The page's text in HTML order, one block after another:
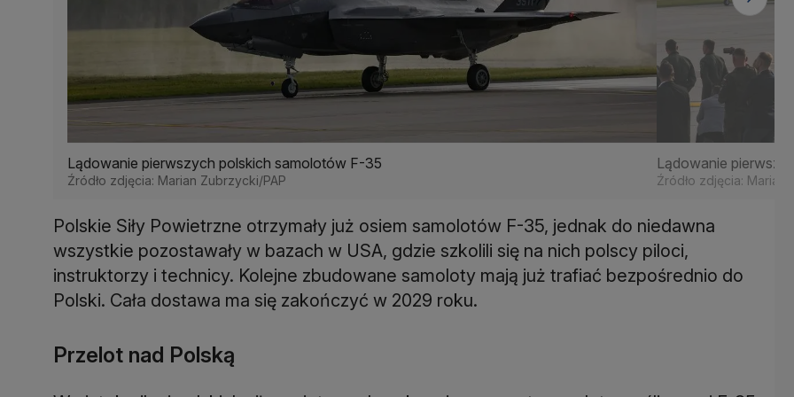
Lądowanie pierwszych polskich samolotów F-35
Źródło zdjęcia: Marian Zubrzycki/PAP
Lądowanie
Źródło zdjęcia: Marian
Polskie Siły Powietrzne otrzymały już osiem samolotów F-35, jednak do niedawna
wszystkie pozostawały w bazach w USA, gdzie szkolili się na nich polscy piloci,
instruktorzy i technicy. Kolejne zbudowane samoloty mają już trafiać bezpośrednio do
Polski. Cała dostawa ma się zakończyć w 2029 roku.
Przelot nad Polską